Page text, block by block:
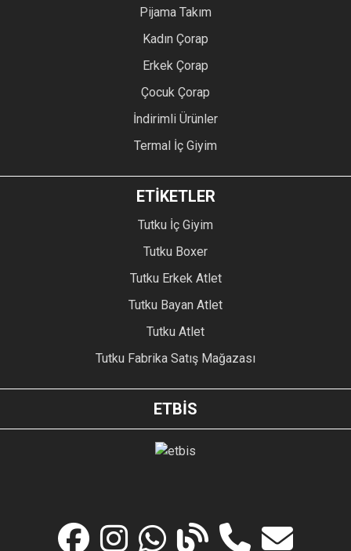
Pijama Takım
Kadın Çorap
Erkek Çorap
Çocuk Çorap
İndirimli Ürünler
Termal İç Giyim
ETİKETLER
Tutku İç Giyim
Tutku Boxer
Tutku Erkek Atlet
Tutku Bayan Atlet
Tutku Atlet
Tutku Fabrika Satış Mağazası
ETBİS